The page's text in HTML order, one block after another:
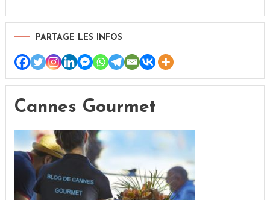
PARTAGE LES INFOS
Cannes Gourmet